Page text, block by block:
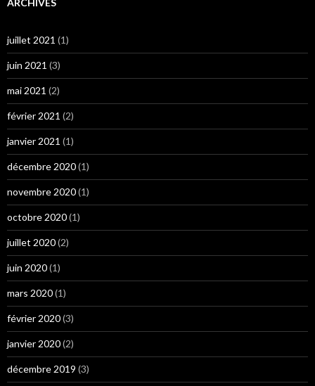
ARCHIVES
juillet 2021 (1)
juin 2021 (3)
mai 2021 (2)
février 2021 (2)
janvier 2021 (1)
décembre 2020(1)
novembre 2020(1)
octobre 2020(1)
juillet 2020(2)
juin 2020(1)
mars 2020(1)
février 2020(3)
janvier 2020(2)
décembre 2019 (3)